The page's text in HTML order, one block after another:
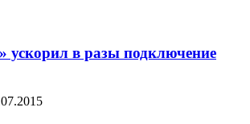
ускорил в разы подключение